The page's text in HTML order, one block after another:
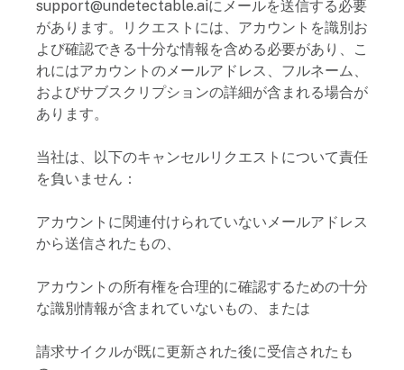
support@undetectable.aiにメールを送信する必要
があります。リクエストには、アカウントを識別お
よび確認できる十分な情報を含める必要があり、こ
れにはアカウントのメールアドレス、フルネーム、
およびサブスクリプションの詳細が含まれる場合が
あります。
当社は、以下のキャンセルリクエストについて責任
を負いません：
アカウントに関連付けられていないメールアドレス
から送信されたもの、
アカウントの所有権を合理的に確認するための十分
な識別情報が含まれていないもの、または
請求サイクルが既に更新された後に受信されたも